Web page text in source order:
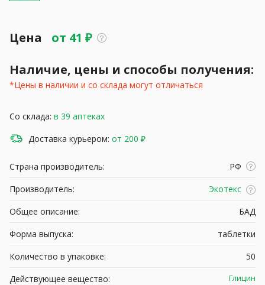
Цена от 41 ₽
Наличие, цены и способы получения:
*Цены в наличии и со склада могут отличаться
Со склада: в 39 аптеках
Доставка курьером: от 200 ₽
Страна производитель:
РФ
Производитель:
Экотекс
Общее описание:
БАД
Форма выпуска:
таблетки
Количество в упаковке:
50
Действующее вещество:
Глицин